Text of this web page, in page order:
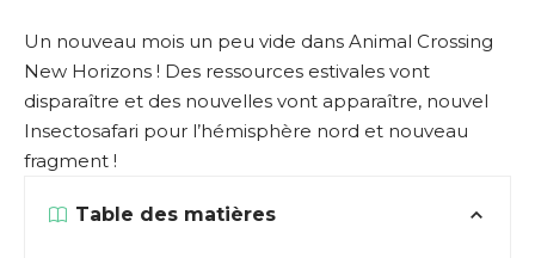
Un nouveau mois un peu vide dans Animal Crossing
New Horizons ! Des ressources estivales vont
disparaître et des nouvelles vont apparaître, nouvel
Insectosafari pour l’hémisphère nord et nouveau
fragment !
Table des matières